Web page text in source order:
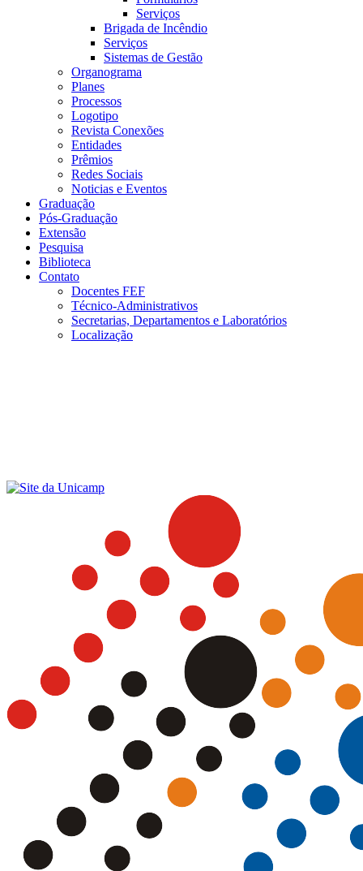
Serviços
Brigada de Incêndio
Serviços
Sistemas de Gestão
Organograma
Planes
Processos
Logotipo
Revista Conexões
Entidades
Prêmios
Redes Sociais
Noticias e Eventos
Graduação
Pós-Graduação
Extensão
Pesquisa
Biblioteca
Contato
Docentes FEF
Técnico-Administrativos
Secretarias, Departamentos e Laboratórios
Localização